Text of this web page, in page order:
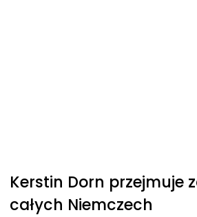
Kerstin Dorn przejmuje
całych Niemczech